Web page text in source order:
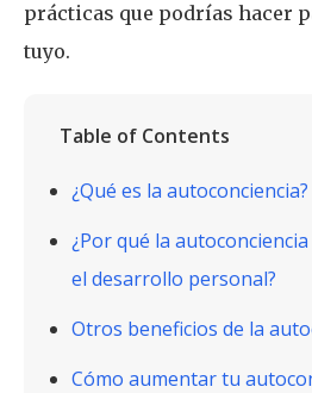
prácticas que podrías hacer
tuyo.
Table of Contents
¿Qué es la autoconciencia?
¿Por qué la
el desarrollo personal?
Otros beneficios de la
Cómo aumentar tu